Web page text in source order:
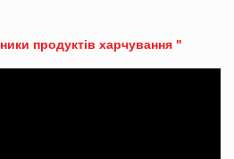
продуктів харчування "